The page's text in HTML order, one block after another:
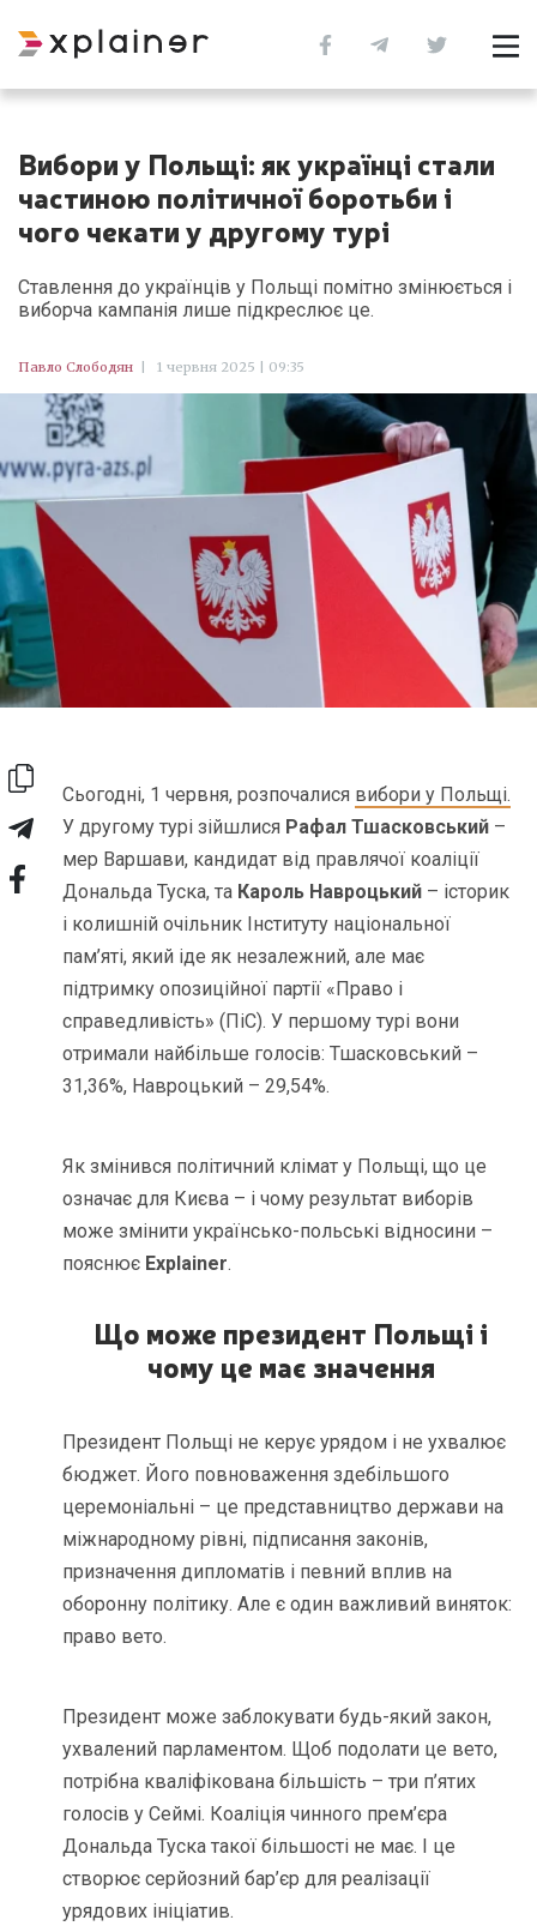
Вибори у Польщі: як українці стали
частиною політичної боротьби і
чого чекати у другому турі
Ставлення до українців у Польщі помітно змінюється і
виборча кампанія лише підкреслює це.
Павло Слободян 1 червня 2025 | 09:35
Сьогодні, 1 червня, розпочалися вибори у Польщі.
У другому турі зійшлися Рафал Тшасковський –
мер Варшави, кандидат від правлячої коаліції
Дональда Туска, та Кароль Навроцький – історик
і колишній очільник Інституту національної
пам’яті, який іде як незалежний, але має
підтримку опозиційної партії «Право і
справедливість» (ПіС). У першому турі вони
отримали найбільше голосів: Тшасковський –
31,36%, Навроцький – 29,54%.
Як змінився політичний клімат у Польщі, що це
означає для Києва – і чому результат виборів
може змінити українсько-польські відносини –
пояснює Explainer.
Що може президент Польщі і
чому це має значення
Президент Польщі не керує урядом і не ухвалює
бюджет. Його повноваження здебільшого
церемоніальні – це представництво держави на
міжнародному рівні, підписання законів,
призначення дипломатів і певний вплив на
оборонну політику. Але є один важливий виняток:
право вето.
Президент може заблокувати будь-який закон,
ухвалений парламентом. Щоб подолати це вето,
потрібна кваліфікована більшість – три п’ятих
голосів у Сеймі. Коаліція чинного прем’єра
Дональда Туска такої більшості не має. І це
створює серйозний бар’єр для реалізації
урядових ініціатив.